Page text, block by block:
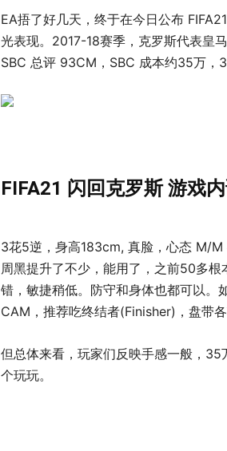
EA捂了好几天，终于在今日公布
光表现。2017-18赛季，克罗斯代表皇
SBC 总评 93CM，SBC 成本约35万，3
FIFA21 闪回克罗斯 游戏
3花5逆，身高183cm, 真脸，心态 M/
周黑提升了不少，能用了，之前50多
错，敏捷稍低。防守和身体也都可以
CAM，推荐吃终结者(Finisher)，盘带
但总体来看，玩家们反映手感一般，
个玩玩。